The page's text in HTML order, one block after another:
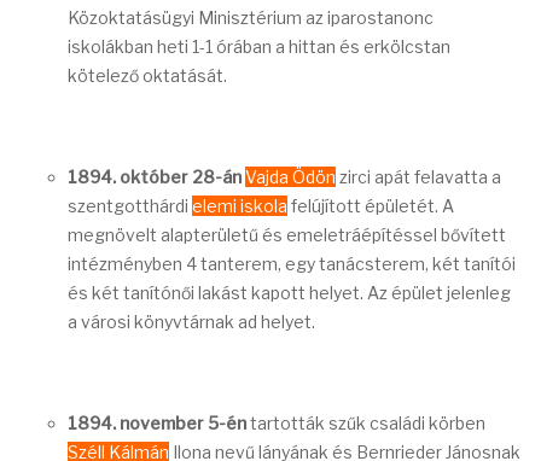
Közoktatásügyi Minisztérium az iparostanonc
iskolákban heti 1-1 órában a hittan és erkölcstan
kötelező oktatását.
1894. október 28-ánVajda Ödön zirci apát felavatta a
szentgotthárdi elemi iskola felújított épületét. A
megnövelt alapterületű és emeletráépítéssel bővített
intézményben 4 tanterem, egy tanácsterem, két tanítói
és két tanítónői lakást kapott helyet. Az épület jelenleg
a városi könyvtárnak ad helyet.
1894. november 5-éntartották szűk családi körben
Széll Kálmán Ilona nevű lányának és Bernrieder Jánosnak